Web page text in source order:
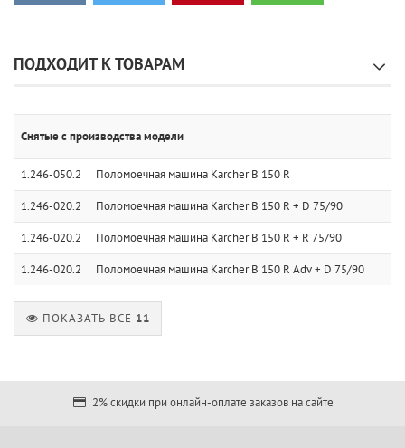
ПОДХОДИТ К ТОВАРАМ
Снятые с производства модели
1.246-050.2 Поломоечная машина Karcher B 150 R
1.246-020.2 Поломоечная машина Karcher B 150 R + D 75/90
1.246-020.2 Поломоечная машина Karcher B 150 R + R 75/90
1.246-020.2 Поломоечная машина Karcher B 150 R Adv + D 75/90
ПОКАЗАТЬ ВСЕ 11
2% скидки при онлайн-оплате заказов на сайте